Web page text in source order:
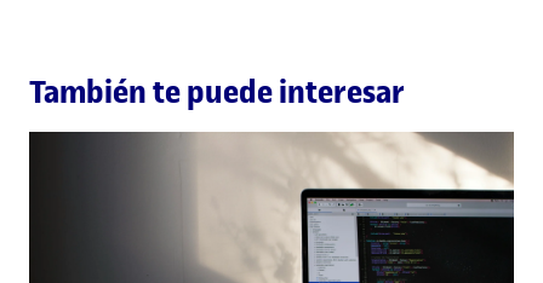
También te puede interesar